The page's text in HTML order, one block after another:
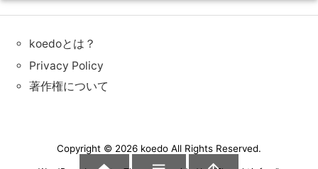
koedoとは？
Privacy Policy
著作権について
Copyright © 2026 koedo All Rights Reserved.